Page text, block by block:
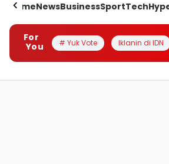
HomeNewsBusinessSportTech
For
You
# Yuk Vote Iklanin di IDN